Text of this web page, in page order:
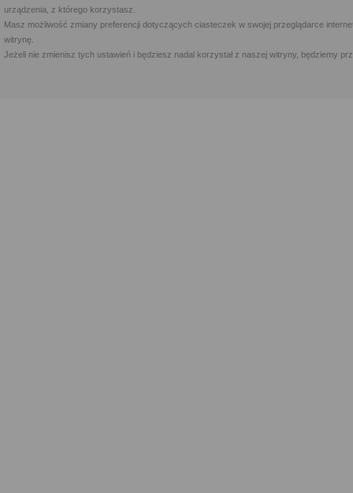
urządzenia, z którego korzystasz.
Masz możliwość zmiany preferencji dotyczących ciasteczek w swojej przeglądarce
witrynę.
Jeżeli nie zmienisz tych ustawień i będziesz nadal korzystał z naszej witryny, będziemy